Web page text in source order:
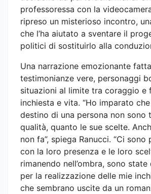
professoressa con la
ripreso un misterioso incontro,
che l’ha aiutato a sventare il
politici di sostituirlo alla
Una narrazione emozionante
testimonianze vere, personaggi
situazioni al limite tra coraggio e
inchiesta e vita. “Ho imparato
destino di una persona non sono
qualità, quanto le sue scelte.
non fa”, spiega Ranucci. “Ci sono
con la loro presenza e le loro
rimanendo nell’ombra, sono
per la realizzazione delle mie
che sembrano uscite da un